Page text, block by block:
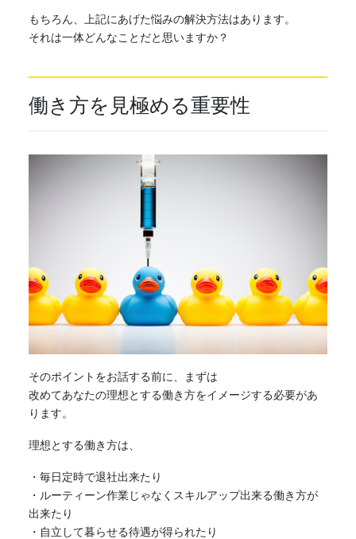
もちろん、上記にあげた悩みの解決方法はあります。
それは一体どんなことだと思いますか？
働き方を見極める重要性
そのポイントをお話する前に、まずは
改めてあなたの理想とする働き方をイメージする必要があ
ります。
理想とする働き方は、
・毎日定時で退社出来たり
・ルーティーン作業じゃなくスキルアップ出来る働き方が
出来たり
・自立して暮らせる待遇が得られたり